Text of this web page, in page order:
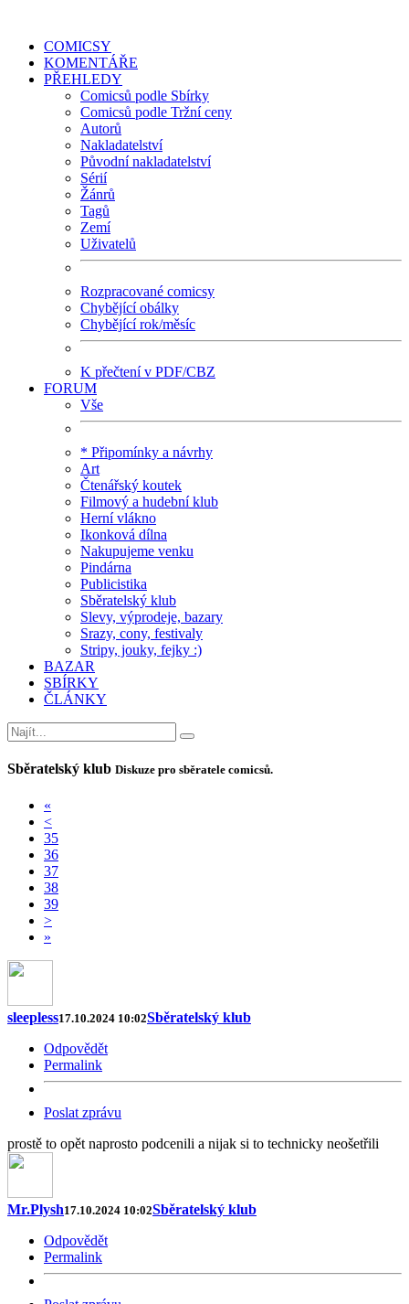
COMICSY
KOMENTÁŘE
PŘEHLEDY
Comicsů podle Sbírky
Comicsů podle Tržní ceny
Autorů
Nakladatelství
Původní nakladatelství
Sérií
Žánrů
Tagů
Zemí
Uživatelů
Rozpracované comicsy
Chybějící obálky
Chybějící rok/měsíc
K přečtení v PDF/CBZ
FORUM
Vše
* Připomínky a návrhy
Art
Čtenářský koutek
Filmový a hudební klub
Herní vlákno
Ikonková dílna
Nakupujeme venku
Pindárna
Publicistika
Sběratelský klub
Slevy, výprodeje, bazary
Srazy, cony, festivaly
Stripy, jouky, fejky :)
BAZAR
SBÍRKY
ČLÁNKY
Sběratelský klub Diskuze pro sběratele comicsů.
«
<
35
36
37
38
39
>
»
sleepless17.10.2024 10:02Sběratelský klub
Odpovědět
Permalink
Poslat zprávu
prostě to opět naprosto podcenili a nijak si to technicky neošetřili
Mr.Plysh17.10.2024 10:02Sběratelský klub
Odpovědět
Permalink